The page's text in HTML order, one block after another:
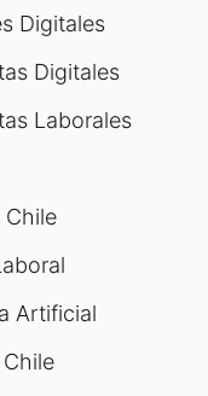
Digitales
Digitales
Laborales
Chile
Artificial